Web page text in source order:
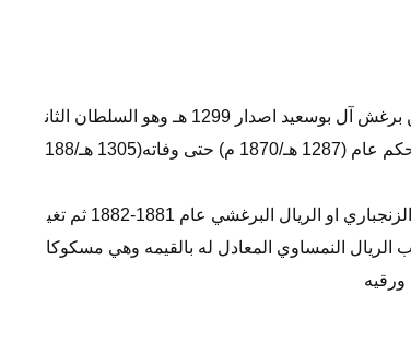
اعرض لكم اخواني عمله للسلطان سعيد بن برغش آل بوسعيد اصدار 1299 هـ وهو السلطان الثان
ي لزنجبار بعد اخيه ماجد بن سعيد وتولى الحكم عام (1287 هـ/1870 م) حتى وفاته(1305 هـ/188
وتم اصدار اول عمله محليه وتسمى الريال الزنجباري او الريال البرغشي عام 1881-1882 ثم تغي
الريال النمساوي المعادل له بالقيمه وهي مسكوكا